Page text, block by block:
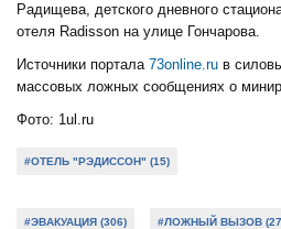
Радищева, детского дневного
отеля Radisson на улице Гончарова.
Источники портала 73online.ru в
массовых ложных сообщениях о
Фото: 1ul.ru
#ОТЕЛЬ "РЭДИССОН" (15)
#ЭВАКУАЦИЯ (306) #ЛОЖНЫЙ ВЫЗОВ